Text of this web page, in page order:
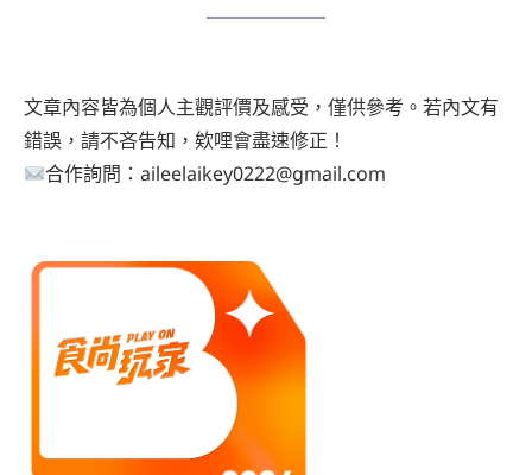
文章內容皆為個人主觀評價及感受，僅供參考。若內文有
錯誤，請不吝告知，欸哩會盡速修正！
合作詢問：aileelaikey0222@gmail.com